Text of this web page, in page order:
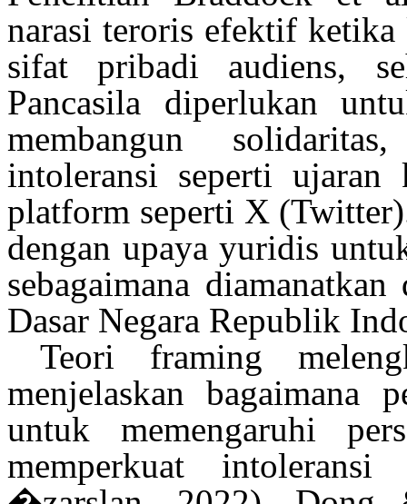
narasi teroris efektif ketika
sifat
pribadi audiens,
Pancasila diperlukan
membangun
solidaritas
intoleransi seperti ujaran
platform seperti X
dengan upaya yuridis
sebagaimana diamanatkan
Dasar Negara Republik
Teori framing
menjelaskan
bagaimana
untuk
memengaruhi
memperkuat
intoleransi